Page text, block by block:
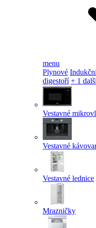
menu
Plynové
digestoří + 1
Vestavné
Vestavné
Vestavné lednice
Mrazničky